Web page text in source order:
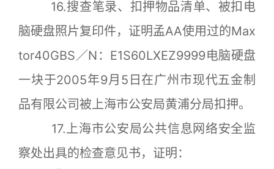
16.搜查笔录、扣押物品清单、被扣电
脑硬盘照片复印件，证明孟AA使用过的Max
tor40GBS／N：E1S60LXEZ9999电脑硬盘
一块于2005年9月5日在广州市现代五金制
品有限公司被上海市公安局黄浦分局扣押。
17.上海市公安局公共信息网络安全监
察处出具的检查意见书，证明：